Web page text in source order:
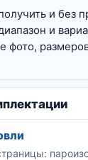
и без
и
фото,